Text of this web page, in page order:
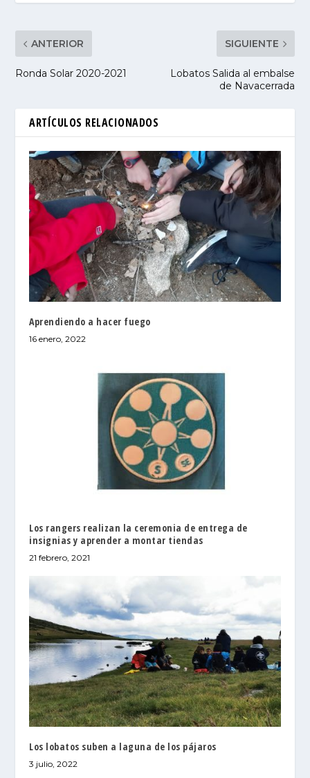
ANTERIOR
Ronda Solar 2020-2021
SIGUIENTE
Lobatos Salida al embalse
de Navacerrada
ARTÍCULOS RELACIONADOS
Aprendiendo a hacer fuego
16 enero, 2022
Los rangers realizan la ceremonia de entrega de
insignias y aprender a montar tiendas
21 febrero, 2021
Los lobatos suben a laguna de los pájaros
3 julio, 2022